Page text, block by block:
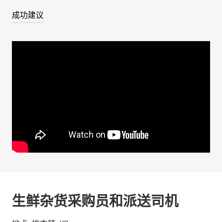
成功建议
生鲜杂货采购员和派送司机